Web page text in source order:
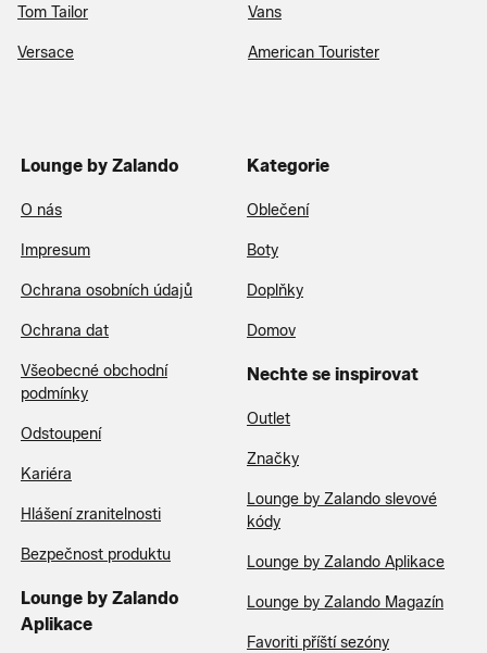
Tom Tailor Vans
Versace American Tourister
Lounge by Zalando
O nás
Impresum
Ochrana osobních údajů
Ochrana dat
Všeobecné obchodní
podmínky
Odstoupení
Kariéra
Hlášení zranitelnosti
Bezpečnost produktu
Lounge by Zalando
Aplikace
Kategorie
Oblečení
Boty
Doplňky
Domov
Nechte se inspirovat
Outlet
Značky
Lounge by Zalando slevové
kódy
Lounge by Zalando Aplikace
Lounge by Zalando Magazín
Favoriti příští sezóny